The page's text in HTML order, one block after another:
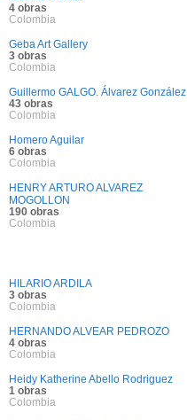
4 obras
Colombia
Geba Art Gallery
3 obras
Colombia
Guillermo GALGO. Álvarez González
43 obras
Colombia
Homero Aguilar
6 obras
Colombia
HENRY ARTURO ALVAREZ
MOGOLLON
190 obras
Colombia
HILARIO ARDILA
3 obras
Colombia
HERNANDO ALVEAR PEDROZO
4 obras
Colombia
Heidy Katherine Abello Rodriguez
1 obras
Colombia